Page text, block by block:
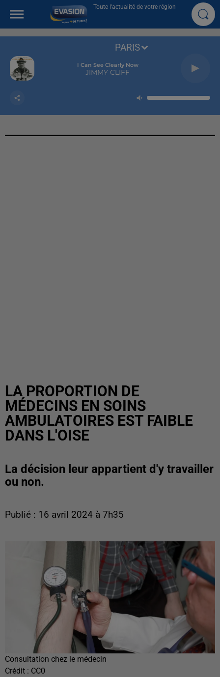
Toute l'actualité de votre région
I Can See Clearly Now
JIMMY CLIFF
PARIS
LA PROPORTION DE
MÉDECINS EN SOINS
AMBULATOIRES EST FAIBLE
DANS L'OISE
La décision leur appartient d'y travailler
ou non.
Publié : 16 avril 2024 à 7h35
Consultation chez le médecin
Crédit : CC0